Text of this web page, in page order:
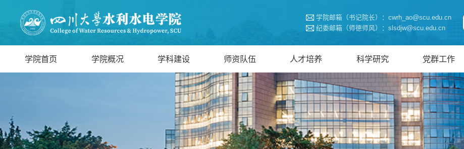
学院邮箱（书记院长）：cwrh_ao@scu.edu.cn
纪委邮箱（师德师风）：slsdjw@scu.edu.cn
学院首页 学院概况 学科建设 师资队伍 人才培养 科学研究 党群工作